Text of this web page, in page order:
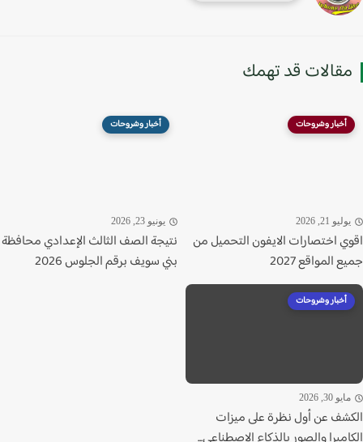
قد تهمك
أخبار وشروحات
21, 2026
اختصارات الايفون التحميل من
2027
أخبار وشروحات
يونيو 23, 2026
نتيجة الصف الثالث الإعدادي محافظة
بني سويف برقم الجلوس 2026
أخبار وشروحات
30, 2026
عن أول نظرة على ميزات